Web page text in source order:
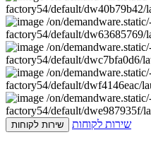
שירות לקוחות שירות לקוחות